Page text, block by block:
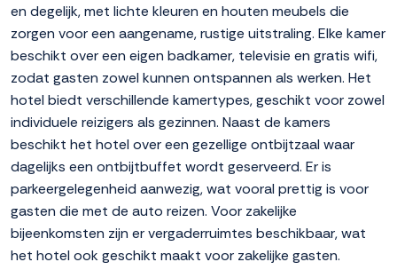
en degelijk, met lichte kleuren en houten meubels die
zorgen voor een aangename, rustige uitstraling. Elke kamer
beschikt over een eigen badkamer, televisie en gratis wifi,
zodat gasten zowel kunnen ontspannen als werken. Het
hotel biedt verschillende kamertypes, geschikt voor zowel
individuele reizigers als gezinnen. Naast de kamers
beschikt het hotel over een gezellige ontbijtzaal waar
dagelijks een ontbijtbuffet wordt geserveerd. Er is
parkeergelegenheid aanwezig, wat vooral prettig is voor
gasten die met de auto reizen. Voor zakelijke
bijeenkomsten zijn er vergaderruimtes beschikbaar, wat
het hotel ook geschikt maakt voor zakelijke gasten.